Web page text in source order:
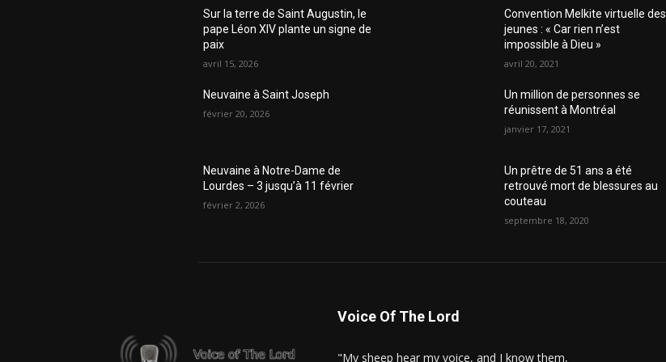
Sur la terre de Saint Augustin, le
pape Léon XIV plante un signe de
paix
avril 15, 2026
Neuvaine à Saint Joseph
février 20, 2026
Neuvaine à Notre-Dame de
Lourdes – 3 jusqu’à 11 février
février 2, 2026
Convention Melkite virtuelle des
jeunes : « Car rien n’est
impossible à Dieu »
avril 20, 2021
Un million de personnes se
réunissent à Montréal
janvier 17, 2021
Un prêtre de 51 ans a été
retrouvé mort de blessures au
couteau
septembre 18, 2020
Voice Of The Lord
"My sheep hear my voice, and I know them,